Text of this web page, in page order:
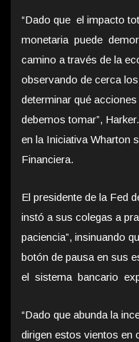
“Dado que el impacto
monetaria puede
camino a través de la
observando de cerca
determinar qué
debemos tomar”,
en la Iniciativa Wharton
Financiera.
El presidente de la Fed
instó a sus colegas a
paciencia”, insinuando
botón de pausa en sus
el sistema bancario
“Dado que abunda la
dirigen estos vientos en